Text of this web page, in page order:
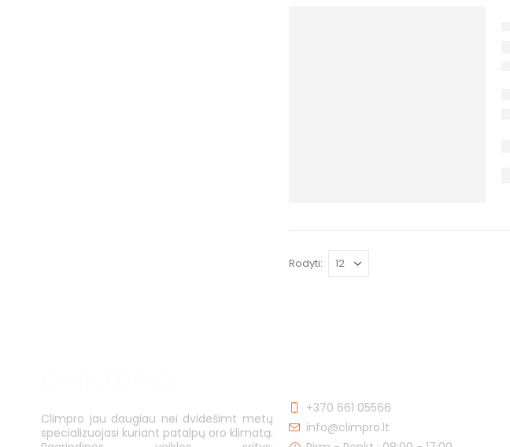
Rodyti:
Climpro jau daugiau nei dvidešimt metų
specializuojasi kuriant patalpų oro klimatą.
+370 661 05566
info@climpro.lt